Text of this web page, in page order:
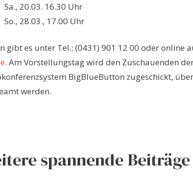
Sa., 20.03. 16.30 Uhr
So., 28.03., 17.00 Uhr
gibt es unter Tel.: (0431) 901 12 00 oder online
. Am Vorstellungstag wird den Zuschauenden
BigBlueButton zugeschickt,
werden.
spannende Beiträge